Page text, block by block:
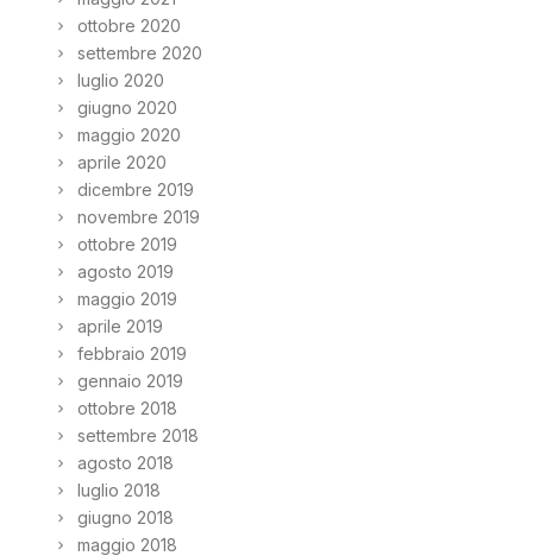
ottobre 2020
settembre 2020
luglio 2020
giugno 2020
maggio 2020
aprile 2020
dicembre 2019
novembre 2019
ottobre 2019
agosto 2019
maggio 2019
aprile 2019
febbraio 2019
gennaio 2019
ottobre 2018
settembre 2018
agosto 2018
luglio 2018
giugno 2018
maggio 2018